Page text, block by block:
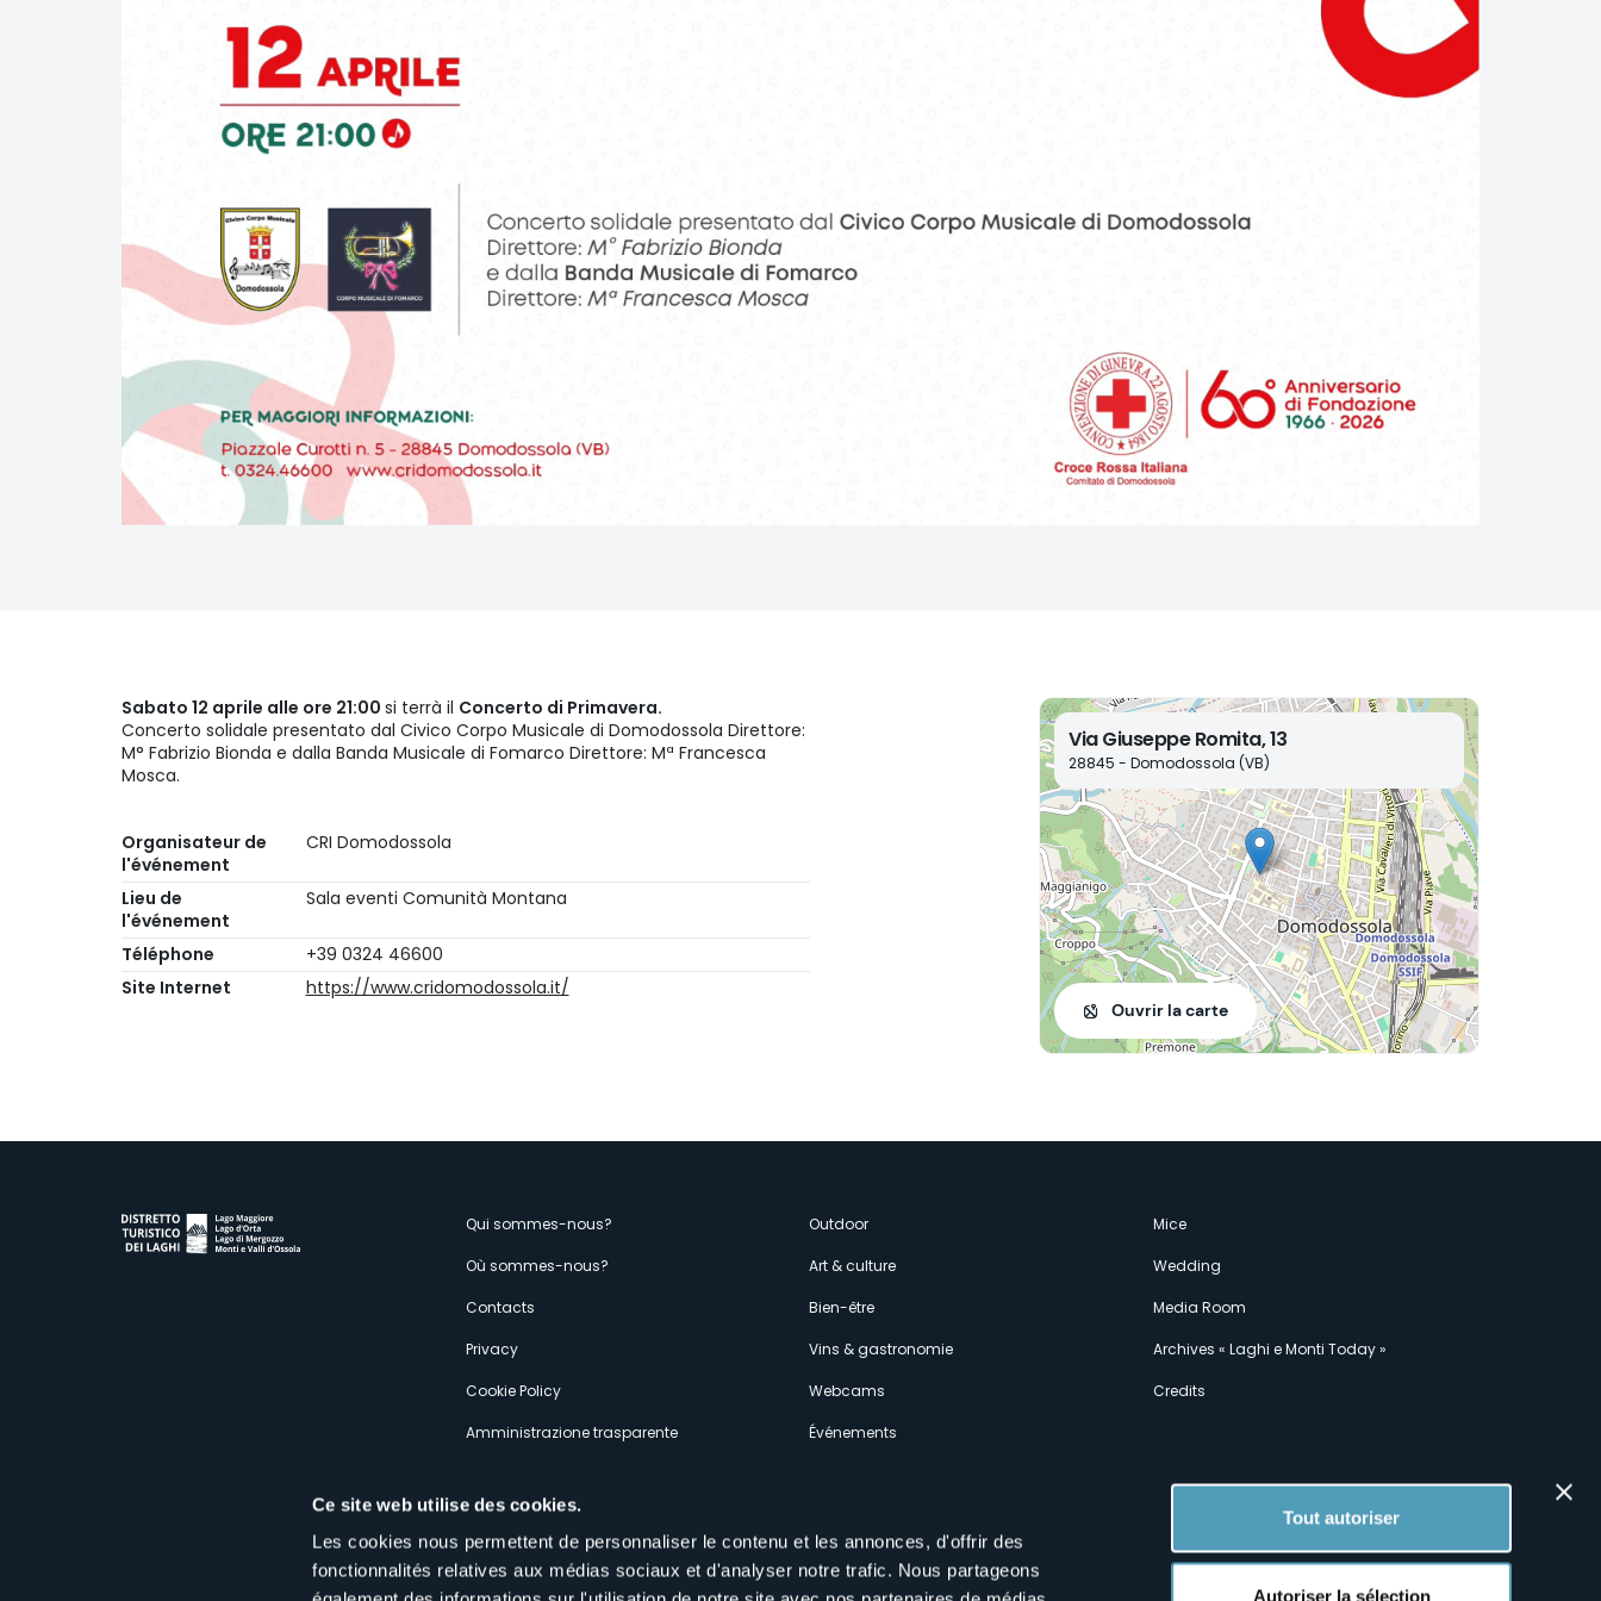
Ce site web utilise des cookies.
Les cookies nous permettent de personnaliser le contenu et les annonces, d'offrir des
fonctionnalités relatives aux médias sociaux et d'analyser notre trafic. Nous partageons
Tout autoriser
Autoriser la sélection
Sabato 12 aprile alle ore 21:00 si terrà il Concerto di Primavera.
Concerto solidale presentato dal Civico Corpo Musicale di Domodossola Direttore:
M° Fabrizio Bionda e dalla Banda Musicale di Fomarco Direttore: Mª Francesca
Mosca.
Organisateur de
l'événement
CRI Domodossola
Lieu de
l'événement
Sala eventi Comunità Montana
Téléphone
+39 0324 46600
Site Internet
https://www.cridomodossola.it/
Via Giuseppe Romita, 13
28845 - Domodossola (VB)
Ouvrir la carte
Menù
secondario
Qui sommes-nous?
Où sommes-nous?
Contacts
Privacy
Cookie Policy
Amministrazione trasparente
Outdoor
Art & culture
Bien-être
Vins & gastronomie
Webcams
Événements
Mice
Wedding
Media Room
Archives « Laghi e Monti Today »
Credits